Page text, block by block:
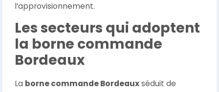
l’approvisionnement.
Les secteurs qui adoptent
la borne commande
Bordeaux
La borne commande Bordeauxséduit de